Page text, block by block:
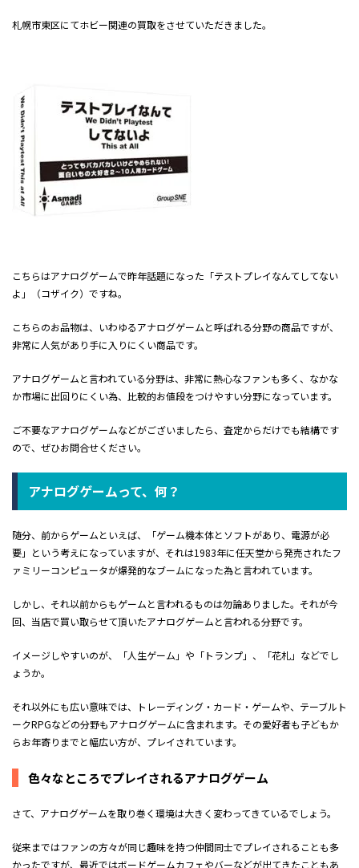
札幌市東区にてホビー関連の買取をさせていただきました。
こちらはアナログゲームで昨年話題になった「テストプレイなんてしてない
よ」（コザイク）ですね。
こちらのお品物は、いわゆるアナログゲームと呼ばれる分野の商品ですが、
非常に人気があり手に入りにくい商品です。
アナログゲームと言われている分野は、非常に熱心なファンも多く、なかな
か市場に出回りにくい為、比較的お値段をつけやすい分野になっています。
ご不要なアナログゲームなどがございましたら、査定からだけでも結構です
ので、ぜひお問合せください。
アナログゲームって、何？
随分、前からゲームといえば、「ゲーム機本体とソフトがあり、電源が必
要」という考えになっていますが、それは1983年に任天堂から発売されたフ
ァミリーコンピュータが爆発的なブームになった為と言われています。
しかし、それ以前からもゲームと言われるものは勿論ありました。それが今
回、当店で買い取らせて頂いたアナログゲームと言われる分野です。
イメージしやすいのが、「人生ゲーム」や「トランプ」、「花札」などでし
ょうか。
それ以外にも広い意味では、トレーディング・カード・ゲームや、テーブルト
ークRPGなどの分野もアナログゲームに含まれます。その愛好者も子どもか
らお年寄りまでと幅広い方が、プレイされています。
色々なところでプレイされるアナログゲーム
さて、アナログゲームを取り巻く環境は大きく変わってきているでしょう。
従来まではファンの方々が同じ趣味を持つ仲間同士でプレイされることも多
かったですが、最近ではボードゲームカフェやバーなどが出てきたこともあ